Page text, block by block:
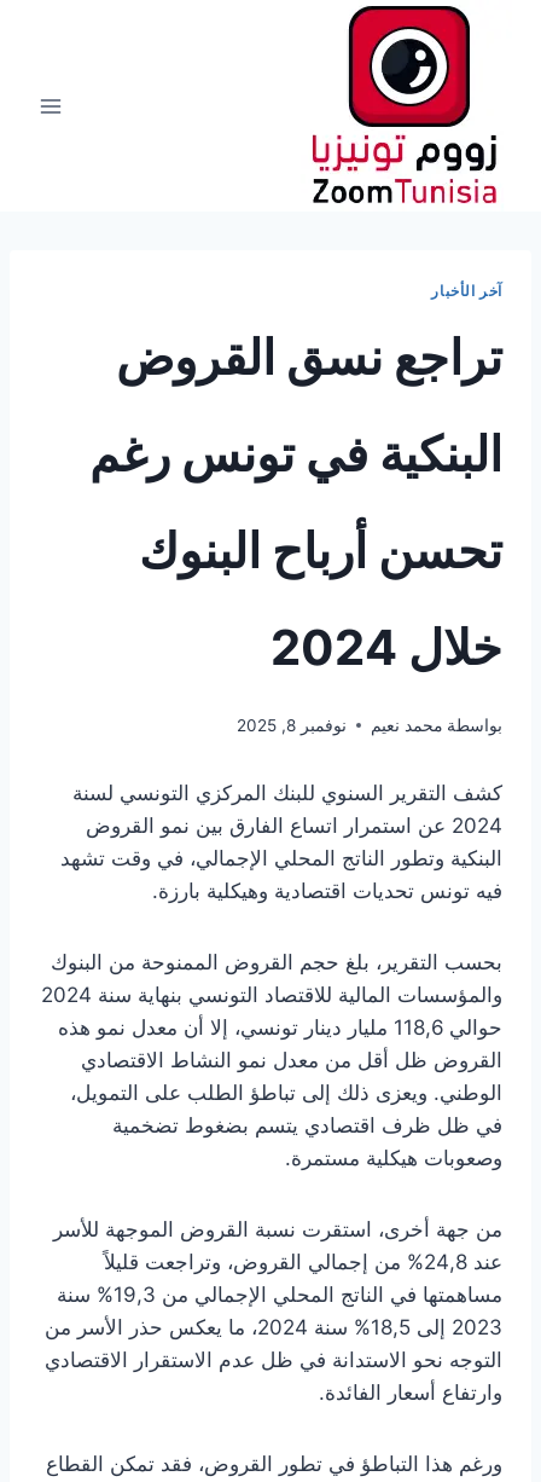
آخر الأخبار
تراجع نسق القروض
البنكية في تونس رغم
تحسن أرباح البنوك
خلال 2024
بواسطة محمد نعيم نوفمبر 8, 2025
كشف التقرير السنوي للبنك المركزي التونسي لسنة
2024 عن استمرار اتساع الفارق بين نمو القروض
البنكية وتطور الناتج المحلي الإجمالي، في وقت تشهد
فيه تونس تحديات اقتصادية وهيكلية بارزة.
بحسب التقرير، بلغ حجم القروض الممنوحة من البنوك
والمؤسسات المالية للاقتصاد التونسي بنهاية سنة 2024
حوالي 118,6 مليار دينار تونسي، إلا أن معدل نمو هذه
القروض ظل أقل من معدل نمو النشاط الاقتصادي
الوطني. ويعزى ذلك إلى تباطؤ الطلب على التمويل،
في ظل ظرف اقتصادي يتسم بضغوط تضخمية
وصعوبات هيكلية مستمرة.
من جهة أخرى، استقرت نسبة القروض الموجهة للأسر
عند 24,8% من إجمالي القروض، وتراجعت قليلاً
مساهمتها في الناتج المحلي الإجمالي من 19,3% سنة
2023 إلى 18,5% سنة 2024، ما يعكس حذر الأسر من
التوجه نحو الاستدانة في ظل عدم الاستقرار الاقتصادي
وارتفاع أسعار الفائدة.
ورغم هذا التباطؤ في تطور القروض، فقد تمكن القطاع